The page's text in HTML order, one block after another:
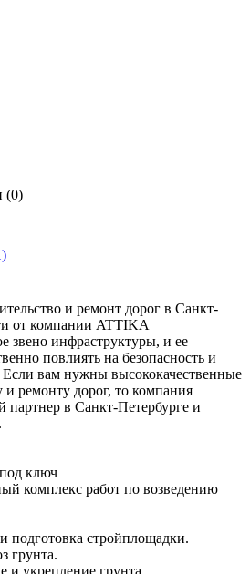
(0)
и ремонт дорог в Санкт-
от компании ATTIKA
звено инфраструктуры, и ее
повлиять на безопасность и
вам нужны высококачественные
и ремонту дорог, то компания
в Санкт-Петербурге и
ключ
комплекс работ по возведению
подготовка стройплощадки.
грунта.
и укрепление грунта.